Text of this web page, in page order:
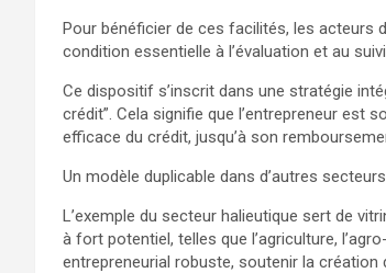
Pour bénéficier de ces facilités, les acteurs
condition essentielle à l’évaluation et au
Ce dispositif s’inscrit dans une stratégie
crédit”. Cela signifie que l’entrepreneur est
efficace du crédit, jusqu’à son
Un modèle duplicable dans d’autres
L’exemple du secteur halieutique sert de
à fort potentiel, telles que l’agriculture,
entrepreneurial robuste, soutenir la création